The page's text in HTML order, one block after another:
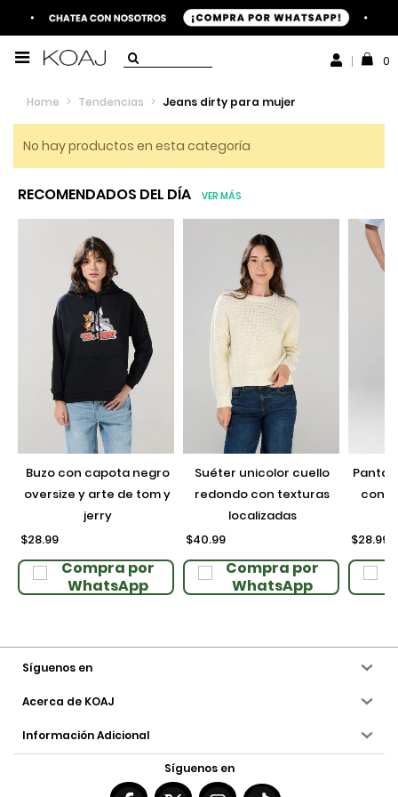
0
Home > Tendencias > Jeans dirty para mujer
No hay productos en esta categoría
RECOMENDADOS DEL DÍA VER MÁS
buzo con capota negro
oversize y arte de tom y
jerry
$28.99
Compra por
WhatsApp
suéter unicolor cuello
redondo con texturas
localizadas
$40.99
Compra por
WhatsApp
pantalón jogger unicolor
con
$28.99
Síguenos en
Acerca de KOAJ
Información Adicional
Síguenos en